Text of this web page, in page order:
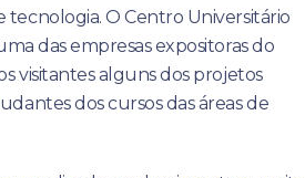
tecnologia. O Centro Universitário
das empresas expositoras do
visitantes alguns dos projetos
dos cursos das áreas de